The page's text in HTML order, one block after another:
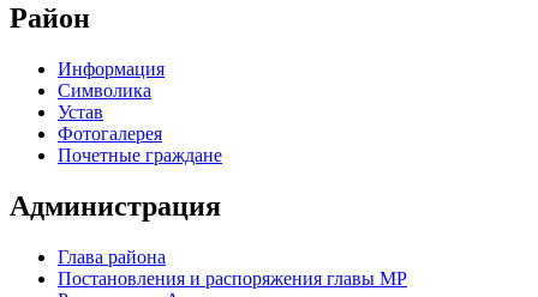
Район
Информация
Символика
Устав
Фотогалерея
Почетные граждане
Администрация
Глава района
Постановления и распоряжения главы МР